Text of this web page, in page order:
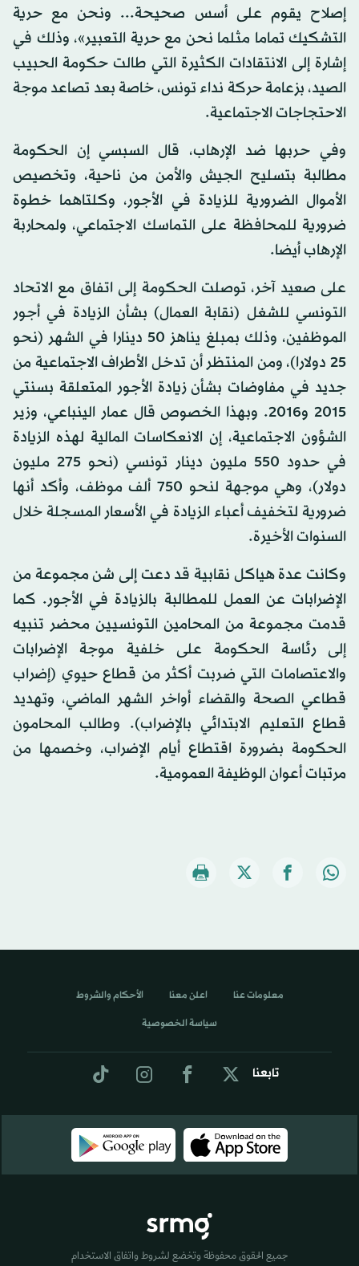
إصلاح يقوم على أسس صحيحة... ونحن مع حرية
التشكيك تماما مثلما نحن مع حرية التعبير»، وذلك في
إشارة إلى الانتقادات الكثيرة التي طالت حكومة الحبيب
الصيد، بزعامة حركة نداء تونس، خاصة بعد تصاعد موجة
الاحتجاجات الاجتماعية.
وفي حربها ضد الإرهاب، قال السبسي إن الحكومة
مطالبة بتسليح الجيش والأمن من ناحية، وتخصيص
الأموال الضرورية للزيادة في الأجور، وكلتاهما خطوة
ضرورية للمحافظة على التماسك الاجتماعي، ولمحاربة
الإرهاب أيضا.
على صعيد آخر، توصلت الحكومة إلى اتفاق مع الاتحاد
التونسي للشغل (نقابة العمال) بشأن الزيادة في أجور
الموظفين، وذلك بمبلغ يناهز 50 دينارا في الشهر (نحو
25 دولارا)، ومن المنتظر أن تدخل الأطراف الاجتماعية من
جديد في مفاوضات بشأن زيادة الأجور المتعلقة بسنتي
2015 و2016. وبهذا الخصوص قال عمار الينباعي، وزير
الشؤون الاجتماعية، إن الانعكاسات المالية لهذه الزيادة
في حدود 550 مليون دينار تونسي (نحو 275 مليون
دولار)، وهي موجهة لنحو 750 ألف موظف، وأكد أنها
ضرورية لتخفيف أعباء الزيادة في الأسعار المسجلة خلال
السنوات الأخيرة.
وكانت عدة هياكل نقابية قد دعت إلى شن مجموعة من
الإضرابات عن العمل للمطالبة بالزيادة في الأجور. كما
قدمت مجموعة من المحامين التونسيين محضر تنبيه
إلى رئاسة الحكومة على خلفية موجة الإضرابات
والاعتصامات التي ضربت أكثر من قطاع حيوي (إضراب
قطاعي الصحة والقضاء أواخر الشهر الماضي، وتهديد
قطاع التعليم الابتدائي بالإضراب). وطالب المحامون
الحكومة بضرورة اقتطاع أيام الإضراب، وخصمها من
مرتبات أعوان الوظيفة العمومية.
تابعنا
معلومات عنا اعلن معنا الأحكام والشروط
سياسة الخصوصية
جميع الحقوق محفوظة وتخضع لشروط واتفاق الاستخدام